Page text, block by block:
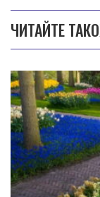
ЧИТАЙТЕ